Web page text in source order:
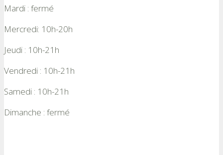
Mardi : fermé
Mercredi: 10h-20h
Jeudi : 10h-21h
Vendredi : 10h-21h
Samedi : 10h-21h
Dimanche : fermé